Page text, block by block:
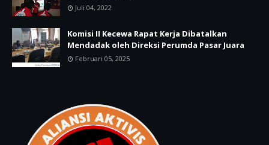
Juli 04, 2022
Komisi II Kecewa Rapat Kerja Dibatalkan
Mendadak oleh Direksi Perumda Pasar Juara
Februari 05, 2025